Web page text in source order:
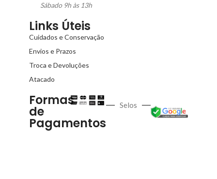
Sábado 9h às 13h
Links Úteis
Cuidados e Conservação
Envios e Prazos
Troca e Devoluções
Atacado
Formas
de
Pagamentos
Selos